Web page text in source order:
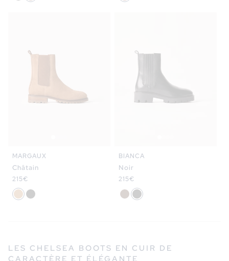
MARGAUX
Châtain
Prix
habituel
215€
BIANCA
Noir
Prix
habituel
215€
LES CHELSEA BOOTS EN CUIR DE